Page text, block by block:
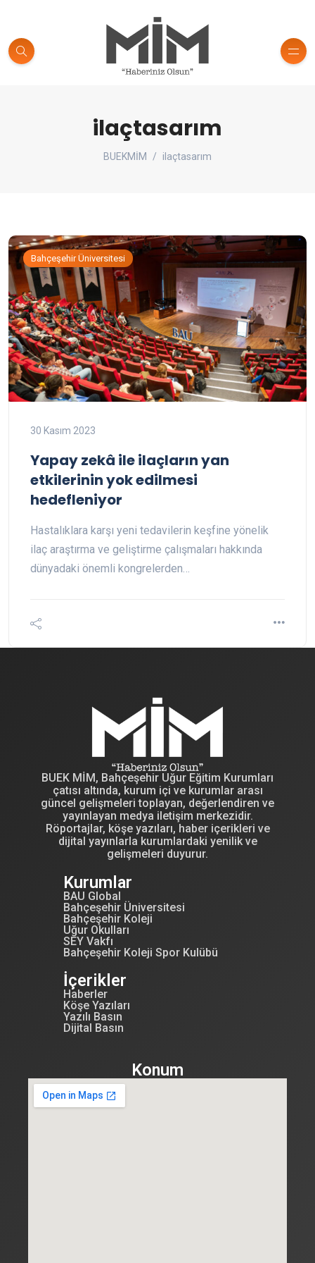
ilaçtasarım
BUEKMİM ilaçtasarım
Bahçeşehir Üniversitesi
30 Kasım 2023
Yapay zekâ ile ilaçların yan
etkilerinin yok edilmesi
hedefleniyor
Hastalıklara karşı yeni tedavilerin keşfine yönelik
ilaç araştırma ve geliştirme çalışmaları hakkında
dünyadaki önemli kongrelerden…
BUEK MİM, Bahçeşehir Uğur Eğitim Kurumları
çatısı altında, kurum içi ve kurumlar arası
güncel gelişmeleri toplayan, değerlendiren ve
yayınlayan medya iletişim merkezidir.
Röportajlar, köşe yazıları, haber içerikleri ve
dijital yayınlarla kurumlardaki yenilik ve
gelişmeleri duyurur.
Kurumlar
BAU Global
Bahçeşehir Üniversitesi
Bahçeşehir Koleji
Uğur Okulları
SEY Vakfı
Bahçeşehir Koleji Spor Kulübü
İçerikler
Haberler
Köşe Yazıları
Yazılı Basın
Dijital Basın
Konum